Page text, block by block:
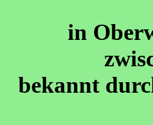
in
bekannt